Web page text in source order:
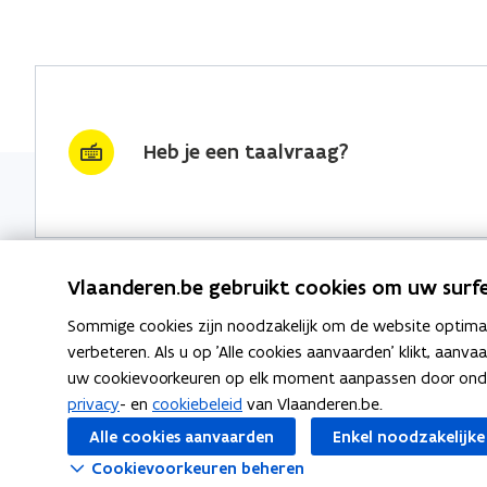
Heb je een taalvraag?
Nieuwsbrief krijgen?
vraag & woord van de week
wekelijks in je mailbox
Schrijf je in
Thema's
Vlaanderen.be gebruikt cookies om uw
Sommige cookies zijn noodzakelijk om de website
verbeteren. Als u op 'Alle cookies aanvaarden' klikt,
uw cookievoorkeuren op elk moment aanpassen door
privacy- en cookiebeleid van Vlaanderen.be.
Alle cookies aanvaarden
Enkel
Cookievoorkeuren beheren